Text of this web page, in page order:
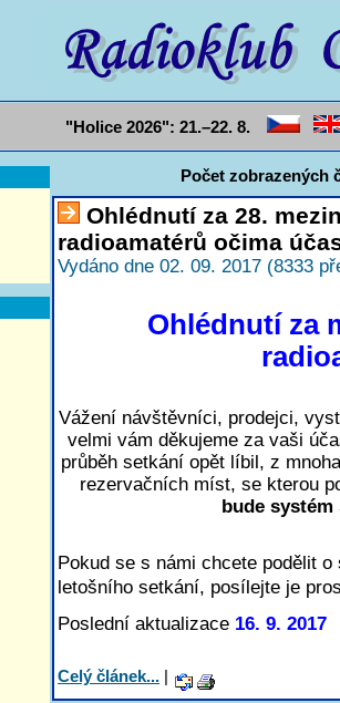
"Holice 2026": 21.–22. 8.
Počet zobrazených
Ohlédnutí za 28.
radioamatérů očima
Vydáno dne 02. 09. 2017 (8333
Ohlédnutí za
Vážení návštěvníci, prodejci,
velmi vám děkujeme za vaši
průběh setkání opět líbil, z
rezervačních míst, se kterou
bude systém
Pokud se s námi chcete podělit
letošního setkání, posílejte je
Poslední aktualizace 16. 9. 2017
Celý článek... |